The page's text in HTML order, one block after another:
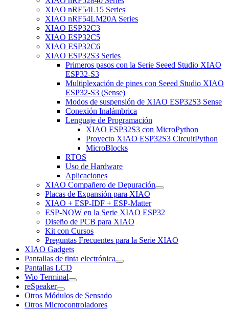
XIAO nRF54L15 Series
XIAO nRF54LM20A Series
XIAO ESP32C3
XIAO ESP32C5
XIAO ESP32C6
XIAO ESP32S3 Series
Primeros pasos con la Serie Seeed Studio XIAO
ESP32-S3
Multiplexación de pines con Seeed Studio XIAO
ESP32-S3 (Sense)
Modos de suspensión de XIAO ESP32S3 Sense
Conexión Inalámbrica
Lenguaje de Programación
XIAO ESP32S3 con MicroPython
Proyecto XIAO ESP32S3 CircuitPython
MicroBlocks
RTOS
Uso de Hardware
Aplicaciones
XIAO Compañero de Depuración
Placas de Expansión para XIAO
XIAO + ESP-IDF + ESP-Matter
ESP-NOW en la Serie XIAO ESP32
Diseño de PCB para XIAO
Kit con Cursos
Preguntas Frecuentes para la Serie XIAO
XIAO Gadgets
Pantallas de tinta electrónica
Pantallas LCD
Wio Terminal
reSpeaker
Otros Módulos de Sensado
Otros Microcontroladores